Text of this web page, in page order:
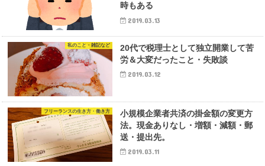
時もある
2019.03.13
私のこと・雑記など
20代で税理士として独立開業して苦
労＆大変だったこと・失敗談
2019.03.12
フリーランスの生き方・働き方
小規模企業者共済の掛金額の変更方
法。現金ありなし・増額・減額・郵
送・提出先。
2019.03.11